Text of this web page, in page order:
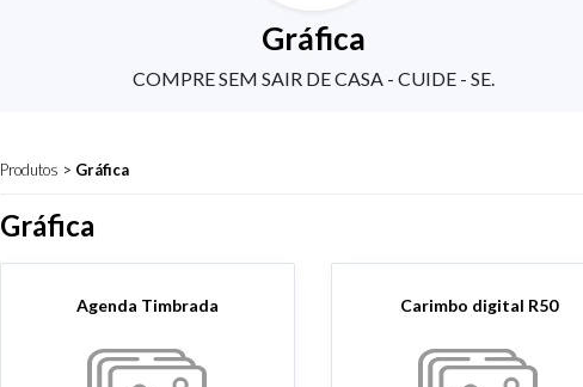
Gráfica
COMPRE SEM SAIR DE CASA - CUIDE - SE.
Produtos > Gráfica
Gráfica
Agenda Timbrada Carimbo digital R50